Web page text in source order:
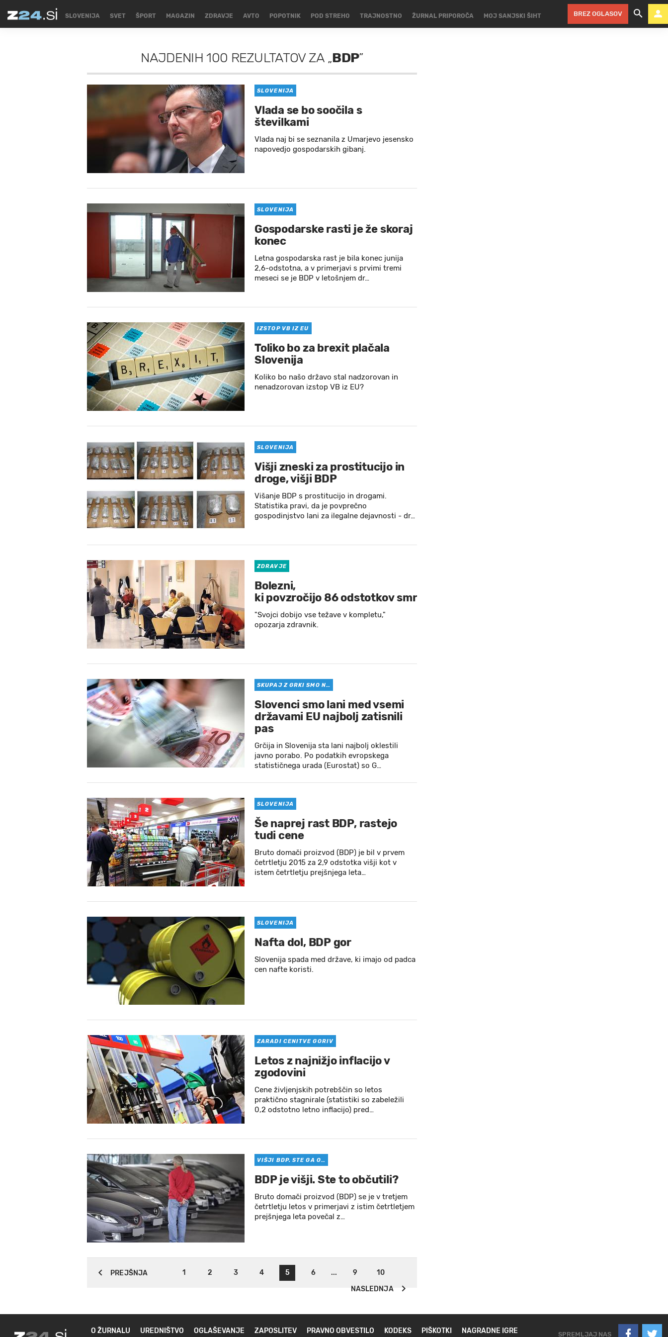
SLOVENIJA SVET ŠPORT MAGAZIN ZDRAVJE AVTO POPOTNIK POD STREHO TRAJNOSTNO ŽURNAL PRIPOROČA MOJ SANJSKI ŠIHT BREZ OGLASOV
NAJDENIH 100 REZULTATOVZA„BDP”
SLOVENIJA
Vlada se bo soočila s
številkami
Vlada naj bi se seznanila z Umarjevo jesensko
napovedjo gospodarskih gibanj.
SLOVENIJA
Gospodarske rasti je že skoraj
konec
Letna gospodarska rast je bila konec junija
2,6-odstotna, a v primerjavi s prvimi tremi
meseci se je BDP v letošnjem dr…
IZSTOP VB IZ EU
Toliko bo za brexit plačala
Slovenija
Koliko bo našo državo stal nadzorovan in
nenadzorovan izstop VB iz EU?
SLOVENIJA
Višji zneski za prostitucijo in
droge, višji BDP
Višanje BDP s prostitucijo in drogami.
Statistika pravi, da je povprečno
gospodinjstvo lani za ilegalne dejavnosti - dr…
ZDRAVJE
Bolezni,
ki povzročijo 86 odstotkov smrti
"Svojci dobijo vse težave v kompletu,"
opozarja zdravnik.
SKUPAJ Z GRKI SMO N…
Slovenci smo lani med vsemi
državami EU najbolj zatisnili
pas
Grčija in Slovenija sta lani najbolj oklestili
javno porabo. Po podatkih evropskega
statističnega urada (Eurostat) so G…
SLOVENIJA
Še naprej rast BDP, rastejo
tudi cene
Bruto domači proizvod (BDP) je bil v prvem
četrtletju 2015 za 2,9 odstotka višji kot v
istem četrtletju prejšnjega leta…
SLOVENIJA
Nafta dol, BDP gor
Slovenija spada med države, ki imajo od padca
cen nafte koristi.
ZARADI CENITVE GORIV
Letos z najnižjo inflacijo v
zgodovini
Cene življenjskih potrebščin so letos
praktično stagnirale (statistiki so zabeležili
0,2 odstotno letno inflacijo) pred…
VIŠJI BDP. STE GA O…
BDP je višji. Ste to občutili?
Bruto domači proizvod (BDP) se je v tretjem
četrtletju letos v primerjavi z istim četrtletjem
prejšnjega leta povečal z…
PREJŠNJA 1 2 3 4 5 6 ... 9
10
NASLEDNJA
O ŽURNALU UREDNIŠTVO OGLAŠEVANJE ZAPOSLITEV PRAVNO OBVESTILO KODEKS PIŠKOTKI NAGRADNE IGRE SPREMLJAJ NAS